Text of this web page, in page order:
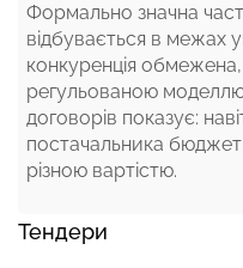
Формально значна
відбувається в межах
конкуренція
регульованою
договорів показує:
постачальника бюджет
різною вартістю.
Тендери